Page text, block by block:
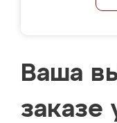
Ваша
заказе